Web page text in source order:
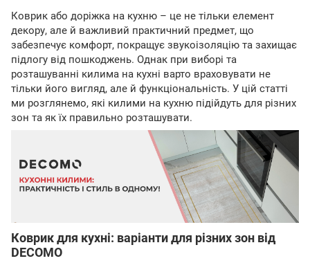
Коврик або доріжка на кухню – це не тільки елемент
декору, але й важливий практичний предмет, що
забезпечує комфорт, покращує звукоізоляцію та захищає
підлогу від пошкоджень. Однак при виборі та
розташуванні килима на кухні варто враховувати не
тільки його вигляд, але й функціональність. У цій статті
ми розглянемо, які килими на кухню підійдуть для різних
зон та як їх правильно розташувати.
Коврик для кухні: варіанти для різних зон від
DECOMO